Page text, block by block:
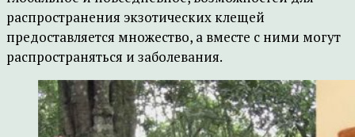
распространения экзотических клещей
предоставляется множество, а вместе с ними могут
распространяться и заболевания.